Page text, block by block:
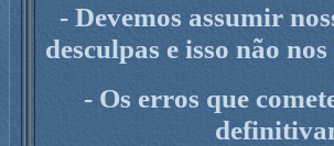
- Devemos assumir
desculpas e isso não
- Os erros que